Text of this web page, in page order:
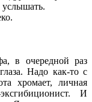
услышать.
в очередной раз
Надо как-то с
хромает, личная
И